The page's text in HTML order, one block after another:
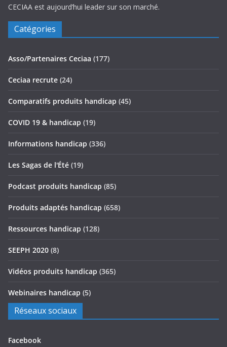
CECIAA est aujourd’hui leader sur son marché.
Catégories
Asso/Partenaires Ceciaa (177)
Ceciaa recrute (24)
Comparatifs produits handicap (45)
COVID 19 & handicap (19)
Informations handicap (336)
Les Sagas de l'Été (19)
Podcast produits handicap (85)
Produits adaptés handicap (658)
Ressources handicap (128)
SEEPH 2020 (8)
Vidéos produits handicap (365)
Webinaires handicap (5)
Réseaux sociaux
Facebook